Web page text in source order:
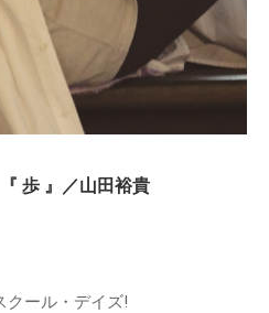
歩 』／山田裕貴
クール・デイズ!